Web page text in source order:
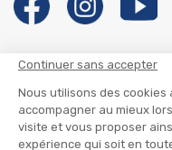
Continuer sans accepter
Nous utilisons des cookies
accompagner au mieux
visite et vous proposer
expérience qui soit en
Petite Taupe
Auteurs et illustrateurs
Suivre mon colis
Infos consommateur